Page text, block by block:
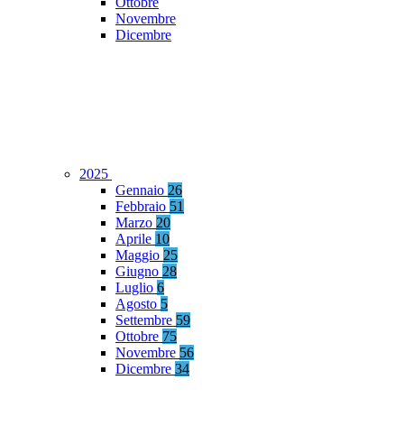
Novembre
Dicembre
2025
Gennaio 26
Febbraio 51
Marzo 20
Aprile 10
Maggio 25
Giugno 28
Luglio 6
Agosto 5
Settembre 59
Ottobre 75
Novembre 56
Dicembre 34